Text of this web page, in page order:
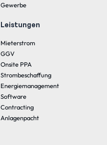
Gewerbe
Leistungen
Mieterstrom
GGV
Onsite PPA
Strombeschaffung
Energiemanagement
Software
Contracting
Anlagenpacht